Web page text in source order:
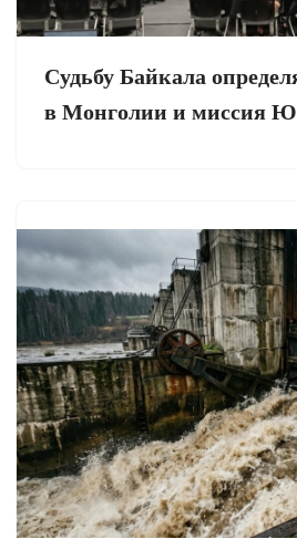
Судьбу Байкала
в Монголии и миссия